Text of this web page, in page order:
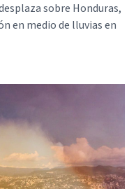
sobre Honduras,
en medio de lluvias en